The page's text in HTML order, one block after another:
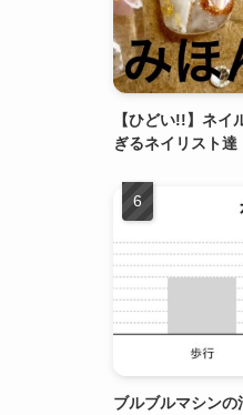
【ひどい!!】ネイ
ぎるネイリスト達
ブルブルマシン